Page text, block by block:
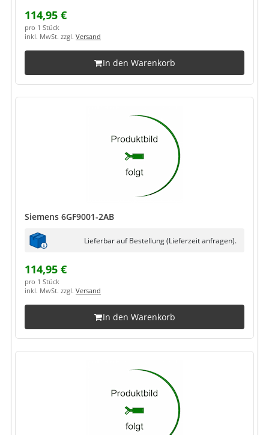
114,95 €
pro 1 Stück
inkl. MwSt. zzgl. Versand
In den Warenkorb
Siemens 6GF9001-2AB
Lieferbar auf Bestellung (Lieferzeit anfragen).
114,95 €
pro 1 Stück
inkl. MwSt. zzgl. Versand
In den Warenkorb